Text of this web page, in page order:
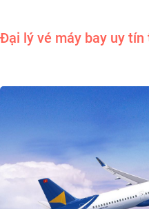
Đại lý vé máy bay uy tín